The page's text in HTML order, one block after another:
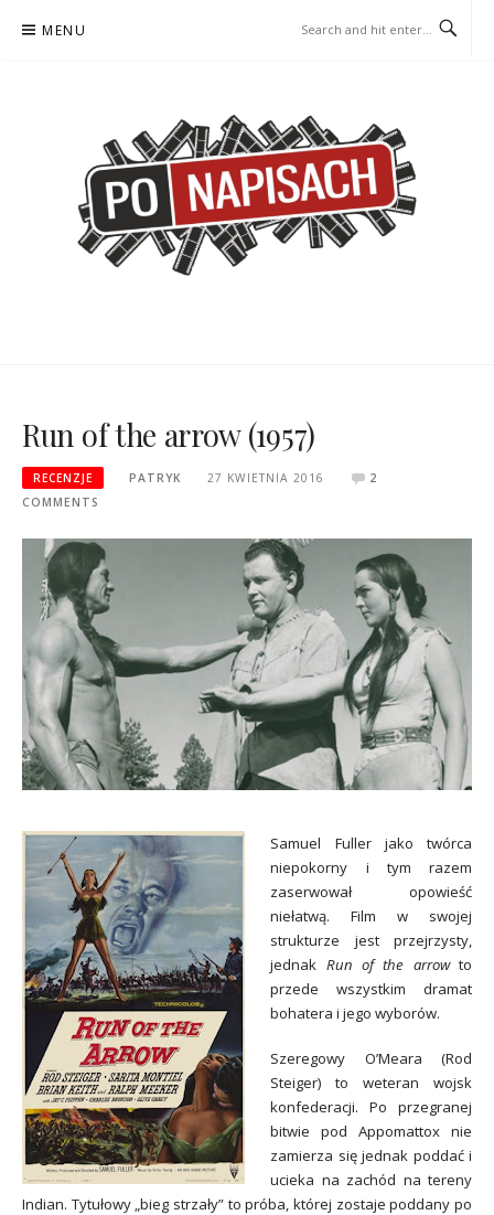
MENU
Run of the arrow (1957)
RECENZJE PATRYK 27 KWIETNIA 2016
2
COMMENTS
Samuel Fuller jako twórca
niepokorny i tym razem
zaserwował opowieść
niełatwą. Film w swojej
strukturze jest przejrzysty,
jednak Run of the arrowto
przede wszystkim dramat
bohatera i jego wyborów.
Szeregowy O’Meara (Rod
Steiger) to weteran wojsk
konfederacji. Po przegranej
bitwie pod Appomattox nie
zamierza się jednak poddać i
ucieka na zachód na tereny
Indian. Tytułowy „bieg strzały” to próba, której zostaje poddany po